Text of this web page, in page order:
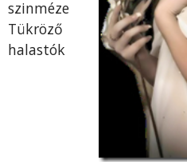
szinméze
Tükröző
halastók